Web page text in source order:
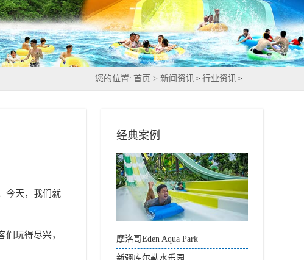
您的位置: 首页 >新闻资讯 >行业资讯 >
今天，我们就
玩得尽兴，
经典案例
摩洛哥Eden Aqua Park
新疆库尔勒水乐园